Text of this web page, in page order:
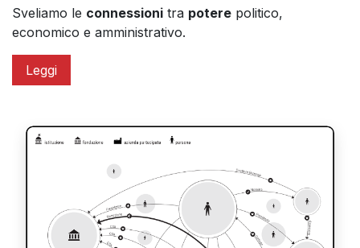
Sveliamo le connessioni tra potere politico,
economico e amministrativo.
Leggi